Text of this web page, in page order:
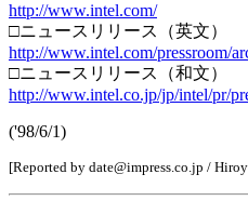
http://www.intel.com/
□ニュースリリース（英文）
http://www.intel.com/pressroom/
□ニュースリリース（和文）
http://www.intel.co.jp/jp/intel/pr/
('98/6/1)
[Reported by date@impress.co.jp /